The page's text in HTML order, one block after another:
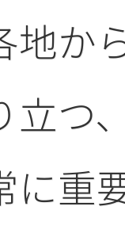
地か
立つ
に重